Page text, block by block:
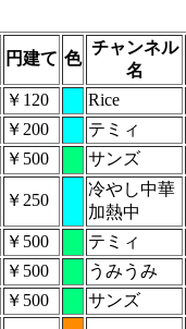
円建て 色
チャンネル
名
￥120 Rice
￥200 テミィ
￥500 サンズ
￥250
冷やし中華
加熱中
￥500 テミィ
￥500 うみうみ
￥500 サンズ